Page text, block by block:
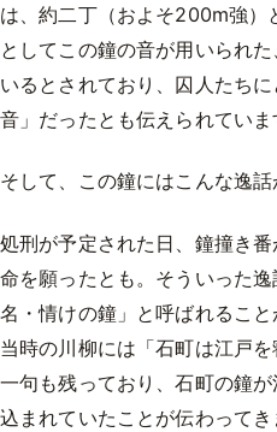
は、約二丁（およそ200m強）
としてこの鐘の音が用いられ
いるとされており、囚人たち
音」だったとも伝えられていま
そして、この鐘にはこんな逸話
処刑が予定された日、鐘撞き
命を願ったとも。そういった
名・情けの鐘」と呼ばれること
当時の川柳には「石町は江戸
一句も残っており、石町の鐘
込まれていたことが伝わってき